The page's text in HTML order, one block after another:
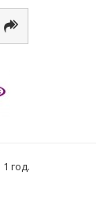
год.